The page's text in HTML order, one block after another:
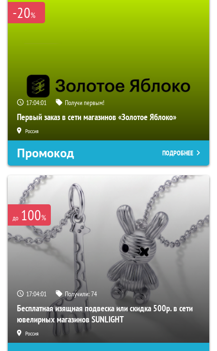
-20%
17:04:00 Получи первым!
Первый заказ в сети магазинов «Золотое Яблоко»
Россия
Промокод ПОДРОБНЕЕ
до 100%
17:04:00 Получили:74
Бесплатная изящная подвеска или скидка 500р. в сети
ювелирных магазинов SUNLIGHT
Россия